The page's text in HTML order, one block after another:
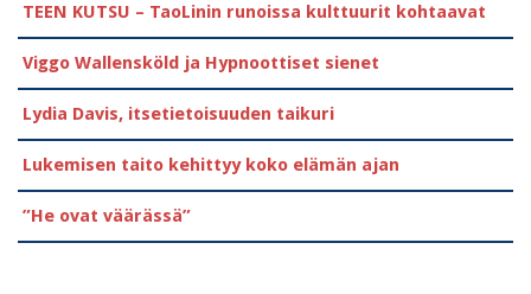
TEEN KUTSU – TaoLinin runoissa kulttuurit kohtaavat
Viggo Wallensköld ja Hypnoottiset sienet
Lydia Davis, itsetietoisuuden taikuri
Lukemisen taito kehittyy koko elämän ajan
”He ovat väärässä”